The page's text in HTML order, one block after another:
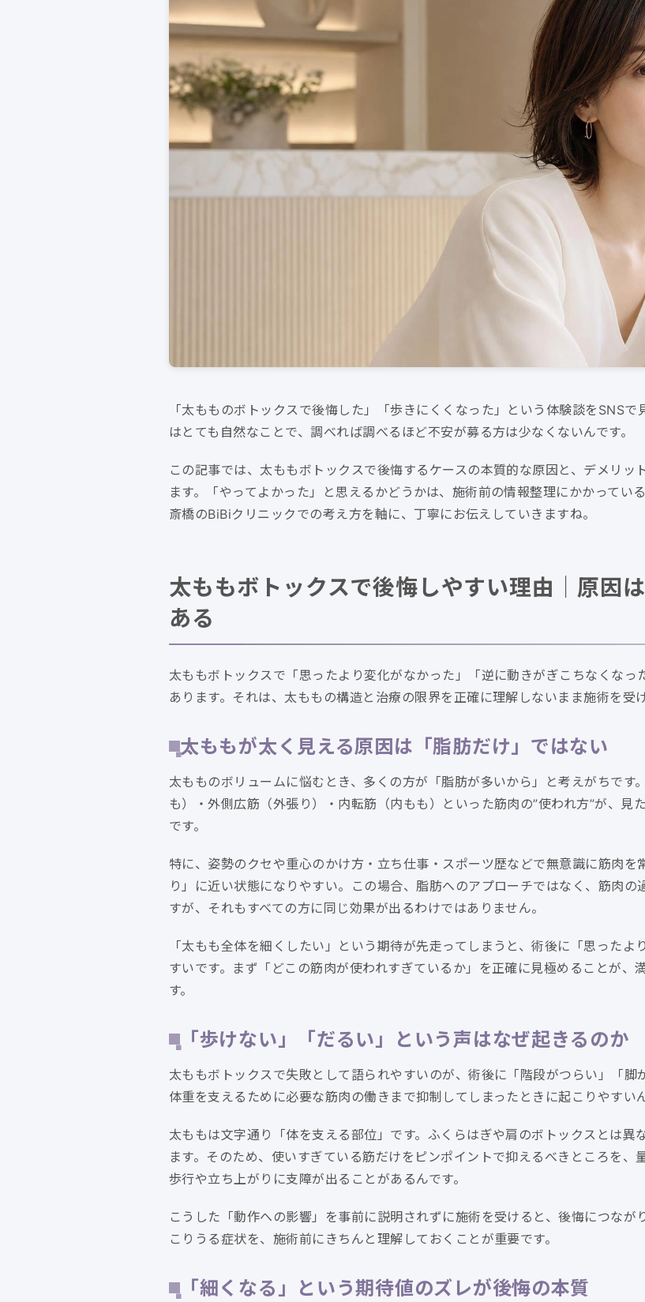
「太もものボトックスで後悔した」「歩きにくくなった」という体験談をSNS
はとても自然なことで、調べれば調べるほど不安が募る方は少なくないんです。
この記事では、太ももボトックスで後悔するケースの本質的な原因と、デメリッ
ます。「やってよかった」と思えるかどうかは、施術前の情報整理にかかってい
斎橋のBiBiクリニックでの考え方を軸に、丁寧にお伝えしていきますね。
太ももボトックスで後悔しやすい理由｜原因
ある
太ももボトックスで「思ったより変化がなかった」「逆に動きがぎこちなくな
あります。それは、太ももの構造と治療の限界を正確に理解しないまま施術を受
太ももが太く見える原因は「脂肪だけ」ではない
太もものボリュームに悩むとき、多くの方が「脂肪が多いから」と考えがちです
も）・外側広筋（外張り）・内転筋（内もも）といった筋肉の”使われ方”が、見
です。
特に、姿勢のクセや重心のかけ方・立ち仕事・スポーツ歴などで無意識に筋肉
り」に近い状態になりやすい。この場合、脂肪へのアプローチではなく、筋肉
すが、それもすべての方に同じ効果が出るわけではありません。
「太もも全体を細くしたい」という期待が先走ってしまうと、術後に「思った
すいです。まず「どこの筋肉が使われすぎているか」を正確に見極めることが、
す。
「歩けない」「だるい」という声はなぜ起きるのか
太ももボトックスで失敗として語られやすいのが、術後に「階段がつらい」「脚
体重を支えるために必要な筋肉の働きまで抑制してしまったときに起こりやすい
太ももは文字通り「体を支える部位」です。ふくらはぎや肩のボトックスとは異
ます。そのため、使いすぎている筋だけをピンポイントで抑えるべきところを、
歩行や立ち上がりに支障が出ることがあるんです。
こうした「動作への影響」を事前に説明されずに施術を受けると、後悔につなが
こりうる症状を、施術前にきちんと理解しておくことが重要です。
「細くなる」という期待値のズレが後悔の本質